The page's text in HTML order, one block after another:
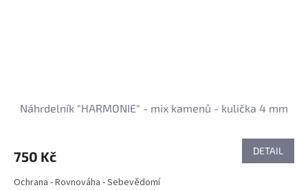
Náhrdelník "HARMONIE" - mix kamenů - kulička 4 mm
750 Kč DETAIL
Ochrana - Rovnováha - Sebevědomí